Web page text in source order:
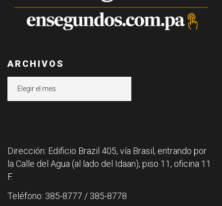
ARCHIVOS
Dirección: Edificio Brazil 405, vía Brasil, entrando por
la Calle del Agua (al lado del Idaan), piso 11, oficina 11
F.
Teléfono: 385-8777 / 385-8778